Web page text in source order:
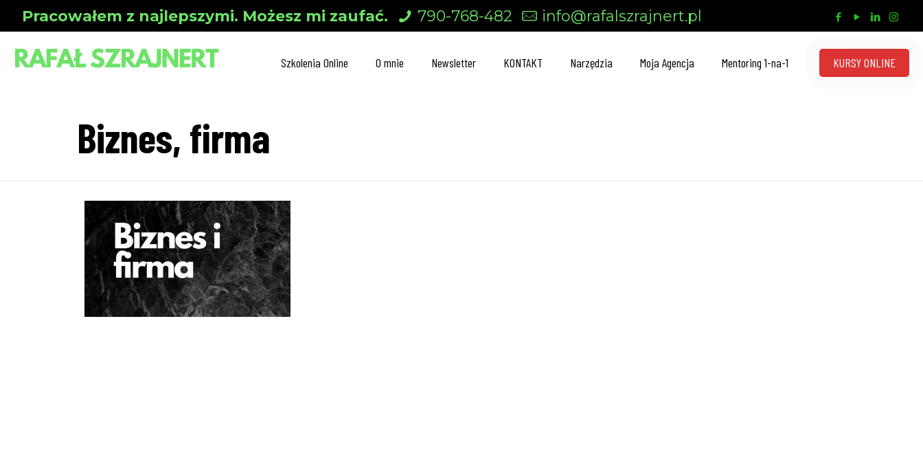
Pracowałem z najlepszymi. Możesz mi zaufać. 790-768-482 info@rafalszrajnert.pl
Szkolenia Online O mnie Newsletter KONTAKT Narzędzia Moja Agencja Mentoring 1-na-1 KURSY ONLINE
Biznes, firma